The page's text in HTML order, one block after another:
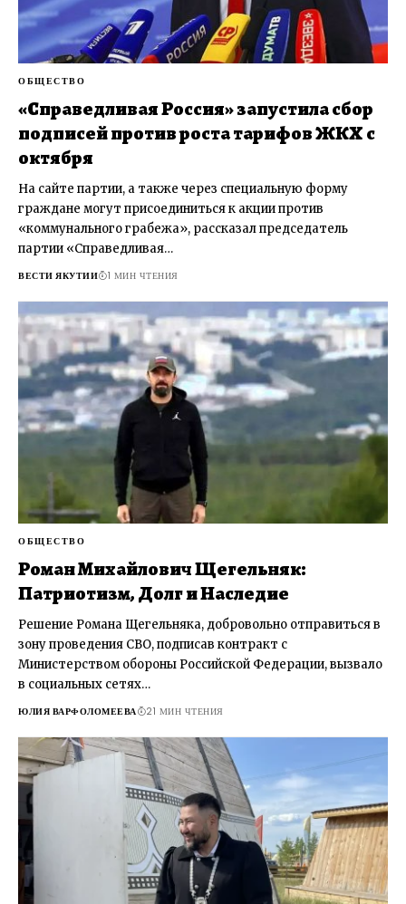
ОБЩЕСТВО
«Справедливая Россия» запустила сбор
подписей против роста тарифов ЖКХ с
октября
На сайте партии, а также через специальную форму
граждане могут присоединиться к акции против
«коммунального грабежа», рассказал председатель
партии «Справедливая…
ВЕСТИ ЯКУТИИ 1 МИН ЧТЕНИЯ
ОБЩЕСТВО
Роман Михайлович Щегельняк:
Патриотизм, Долг и Наследие
Решение Романа Щегельняка, добровольно отправиться в
зону проведения СВО, подписав контракт с
Министерством обороны Российской Федерации, вызвало
в социальных сетях…
ЮЛИЯ ВАРФОЛОМЕЕВА 21 МИН ЧТЕНИЯ